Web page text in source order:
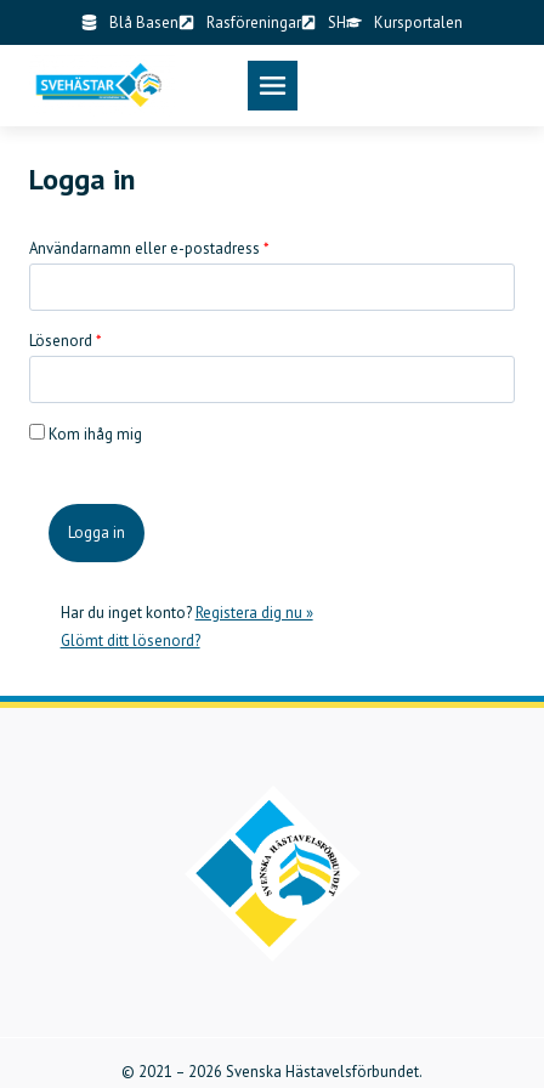
Blå Basen Rasföreningar SH Kursportalen
Logga in
Användarnamn eller e-postadress *
Lösenord *
Kom ihåg mig
Har du inget konto?Registera dig nu »
Glömt ditt lösenord?
© 2021 – 2026 Svenska Hästavelsförbundet.